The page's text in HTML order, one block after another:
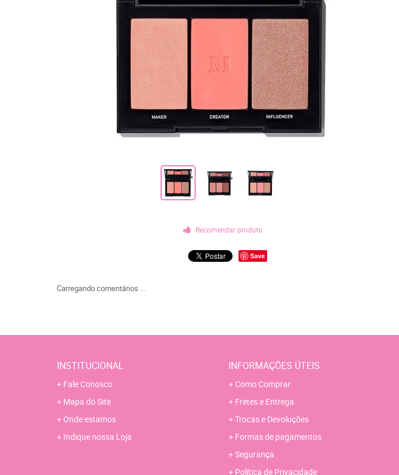
Recomendar produto
Save
Carregando comentários ...
INSTITUCIONAL
Fale Conosco
Mapa do Site
Onde estamos
Indique nossa Loja
INFORMAÇÕES ÚTEIS
Como Comprar
Fretes e Entrega
Trocas e Devoluções
Formas de pagamentos
Segurança
Política de Privacidade